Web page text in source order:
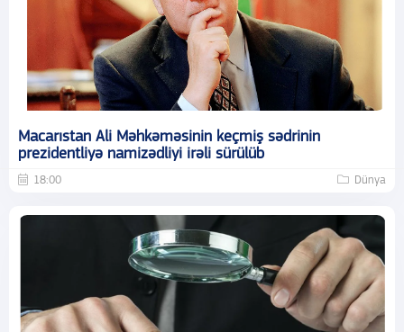
Macarıstan Ali Məhkəməsinin keçmiş sədrinin
prezidentliyə namizədliyi irəli sürülüb
18:00 Dünya